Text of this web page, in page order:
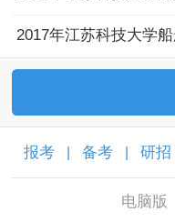
报考 备考 研招
电脑版